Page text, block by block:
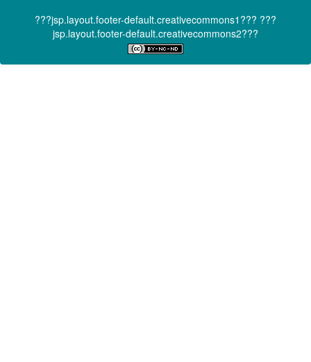
???jsp.layout.footer-default.creativecommons1??? ???
jsp.layout.footer-default.creativecommons2???